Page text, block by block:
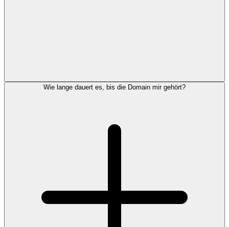
Wie lange dauert es, bis die Domain mir gehört?